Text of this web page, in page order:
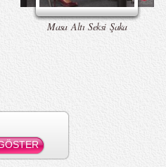
Masa Altı Seksi Şaka